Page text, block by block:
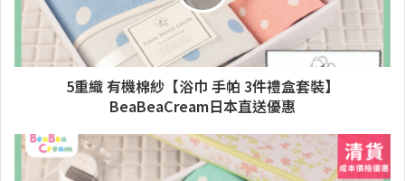
5重織 有機棉紗【浴巾 手帕 3件禮盒套裝】
BeaBeaCream日本直送優惠